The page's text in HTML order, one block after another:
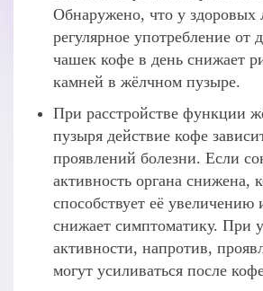
Обнаружено, что у здоровых
регулярное употребление от
чашек кофе в день снижает
камней в жёлчном пузыре.
При расстройстве функции
пузыря действие кофе
проявлений болезни. Если
активность органа снижена,
способствует её
снижает симптоматику. При
активности, напротив,
могут усиливаться после